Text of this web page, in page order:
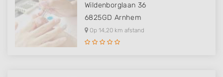
Wildenborglaan 36
6825GD Arnhem
Op 14,20 km afstand